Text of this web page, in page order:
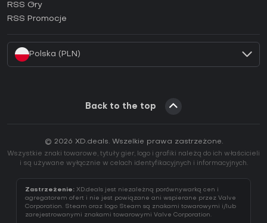
Jak aktywować klucz EA App (CD Key)?
RSS Gry
RSS Promocje
Polska (PLN)
Back to the top
© 2026 XD.deals. Wszelkie prawa zastrzeżone.
Wszystkie znaki towarowe, tytuły gier, logo i grafiki należą do ich właścicieli
i są używane wyłącznie w celach identyfikacyjnych i informacyjnych.
Zastrzeżenie: XD.deals jest niezależną porównywarką cen i
agregatorem ofert i nie jest powiązane ani wspierane przez Valve
Corporation. Steam oraz logo Steam są znakami towarowymi i/lub
zarejestrowanymi znakami towarowymi Valve Corporation.